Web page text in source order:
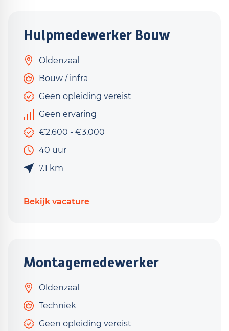
Hulpmedewerker Bouw
Oldenzaal
Bouw / infra
Geen opleiding vereist
Geen ervaring
€2.600 - €3.000
40 uur
7.1 km
Bekijk vacature
Montagemedewerker
Oldenzaal
Techniek
Geen opleiding vereist